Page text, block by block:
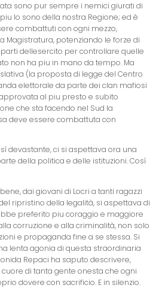
sono pur sempre i nemici giurati di
lo sono della nostra Regione; ed è
combattuti con ogni mezzo,
Magistratura, potenziando le forze di
dellesercito per controllare quelle
non ha piu in mano da tempo. Ma
(la proposta di legge del Centro
elettorale da parte dei clan mafiosi
al piu presto e subito
che sta facendo nel Sud la
deve essere combattuta con
devastante, ci si aspettava ora una
della politica e delle istituzioni. Così
dai giovani di Locri a tanti ragazzi
ripristino della legalità, si aspettava di
preferito piu coraggio e maggiore
corruzione e alla criminalità, non solo
e propaganda fine a se stessa. Si
lenta agonia di questa straordinaria
Repaci ha saputo descrivere,
di tanta gente onesta che ogni
dovere con sacrificio. E in silenzio.